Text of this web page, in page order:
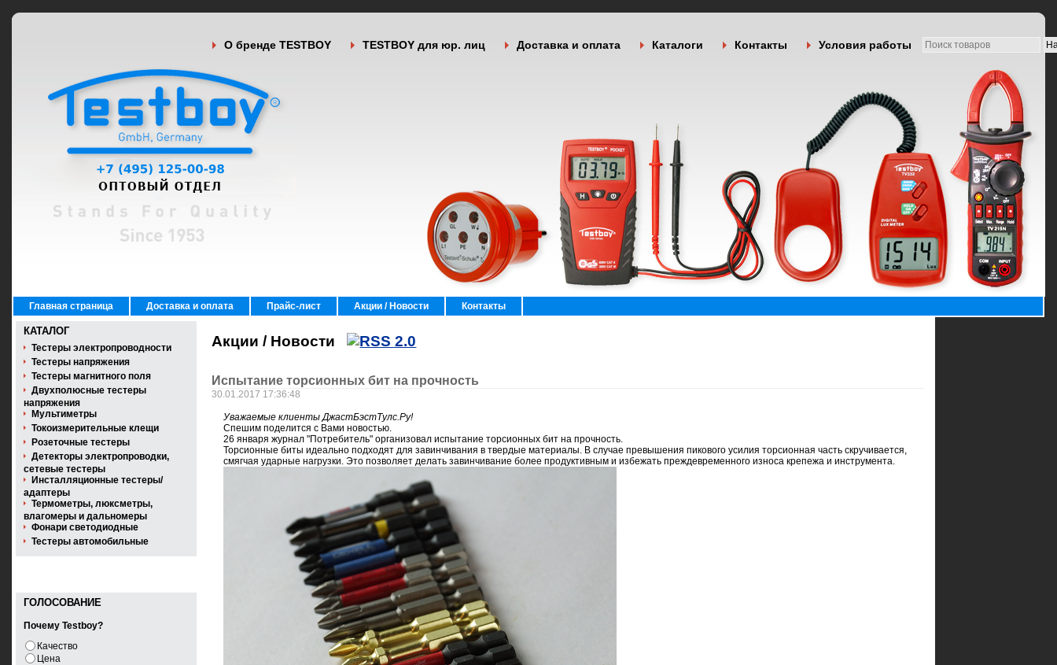
О бренде TESTBOY TESTBOY для юр. лиц Доставка и оплата Каталоги Контакты Условия работы
Главная страница Доставка и оплата Прайс-лист Акции / Новости Контакты
КАТАЛОГ
Тестеры электропроводности
Тестеры напряжения
Тестеры магнитного поля
Двухполюсные тестеры
напряжения
Мультиметры
Токоизмерительные клещи
Розеточные тестеры
Детекторы электропроводки,
сетевые тестеры
Инсталляционные тестеры/
адаптеры
Термометры, люксметры,
влагомеры и дальномеры
Фонари светодиодные
Тестеры автомобильные
ГОЛОСОВАНИЕ
Почему Testboy?
Качество
Цена
Акции / Новости
Испытание торсионных бит на прочность
30.01.2017 17:36:48
Уважаемые клиенты ДжастБэстТулс.Ру!
Спешим поделится с Вами новостью.
26 января журнал "Потребитель" организовал испытание торсионных бит на прочность.
Торсионные биты идеально подходят для завинчивания в твердые материалы. В случае превышения пикового усилия торсионная часть скручивается,
смягчая ударные нагрузки. Это позволяет делать завинчивание более продуктивным и избежать преждевременного износа крепежа и инструмента.